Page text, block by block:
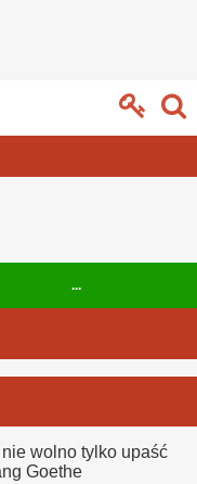
...
wolno tylko upaść
Goethe